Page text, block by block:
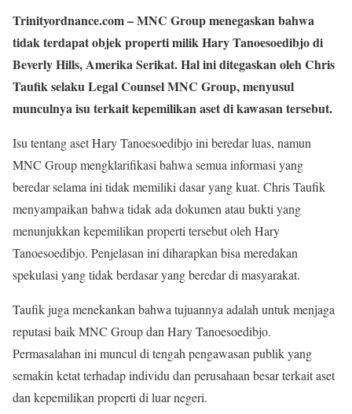
Trinityordnance.com– MNC Group menegaskan bahwa
tidak terdapat objek properti milik Hary Tanoesoedibjo di
Beverly Hills, Amerika Serikat. Hal ini ditegaskan oleh Chris
Taufik selaku Legal Counsel MNC Group, menyusul
munculnya isu terkait kepemilikan aset di kawasan tersebut.
Isu tentang aset Hary Tanoesoedibjo ini beredar luas, namun
MNC Group mengklarifikasi bahwa semua informasi yang
beredar selama ini tidak memiliki dasar yang kuat. Chris Taufik
menyampaikan bahwa tidak ada dokumen atau bukti yang
menunjukkan kepemilikan properti tersebut oleh Hary
Tanoesoedibjo. Penjelasan ini diharapkan bisa meredakan
spekulasi yang tidak berdasar yang beredar di masyarakat.
Taufik juga menekankan bahwa tujuannya adalah untuk menjaga
reputasi baik MNC Group dan Hary Tanoesoedibjo.
Permasalahan ini muncul di tengah pengawasan publik yang
semakin ketat terhadap individu dan perusahaan besar terkait aset
dan kepemilikan properti di luar negeri.